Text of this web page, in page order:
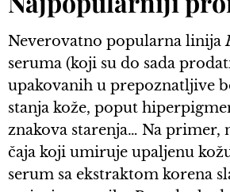
Neverovatno popularna linija
seruma (koji su do sada
upakovanih u prepoznatljive
stanja kože, poput
znakova starenja… Na primer,
čaja koji umiruje upaljenu
serum sa ekstraktom korena